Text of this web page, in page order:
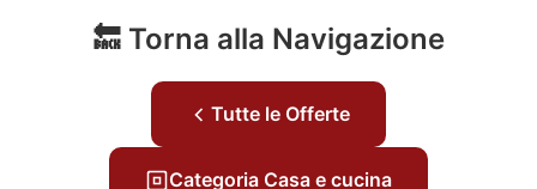
🔙 Torna alla Navigazione
Tutte le Offerte
Categoria Casa e cucina